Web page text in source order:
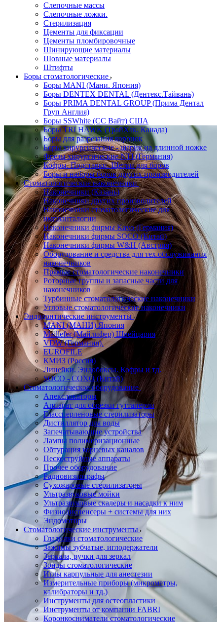
Слепочные массы
Слепочные ложки.
Стерилизация
Цементы для фиксации
Цементы пломбировочные
Шинирующие материалы
Шовные материалы
Штифты
Боры стоматологические
Боры MANI (Мани. Япония)
Боры DENTEX DENTAL (Дентекс.Тайвань)
Боры PRIMA DENTAL GROUP (Прима Дентал
Груп Англия)
Боры SSWhite (СС Вайт) США
Боры TRI HAWK (ТрайХак. Канада)
Боры для разрезания коронок
Боры хирургические - шарик на длинной ножке
Фрезы хирургические NTI (Германия)
Кофры. Подставки. Щетки для боров
Боры и наборы боров других производителей
Стоматологические наконечники
Наконечники (Казань)
Наконечники других производителей
Наконечники стоматологические для
импланталогии
Наконечники фирмы Kavo (Германия)
Наконечники фирмы SOCO (Китай)
Наконечники фирмы W&H (Австрия)
Оборудование и средства для тех.обслуживания
наконечников
Прямые стоматологические наконечники
Роторные группы и запасные части для
наконечников
Турбинные стоматологические наконечники
Угловые стоматологические наконечники
Эндодонтические инструменты
MANI (МАНИ) Япония
Maillefer (Майлифер) Швейцария
VDW (Германия).
EUROFILE
КМИЗ (Россия)
Линейки. Эндобоксы. Кофры и тд.
SOCO - COXO (Китай)
Стоматологическое оборудование
Апекслокаторы
Аппарат для обрезки гуттаперчи
Глассперленовые стерилизаторы
Дистиллятор для воды
Запечатывающие устройства
Лампы полимеризационные
Обтурация корневых каналов
Пескоструйные аппараты
Прочее оборудование
Радиовизиографы
Сухожаровые стерилизаторы
Ультразвуковые мойки
Ультразвуковые скалеры и насадки к ним
Физиодиспенсеры + системы для них
Эндомоторы
Стоматологические инструменты
Гладилки стоматологические
Зажимы зубчатые, иглодержатели
Зеркала, ручки для зеркал
Зонды стоматологические
Иглы карпульные для анестезии
Измерительные приборы (микрометры,
калибраторы и тд.)
Инструменты для остеопластики
Инструменты от компании FABRI
Коронкосниматели стоматологические